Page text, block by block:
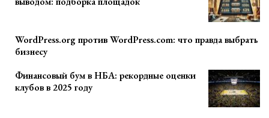
WordPress.org против WordPress.com: что правда выбрать
бизнесу
Финансовый бум в НБА: рекордные оценки
клубов в 2025 году